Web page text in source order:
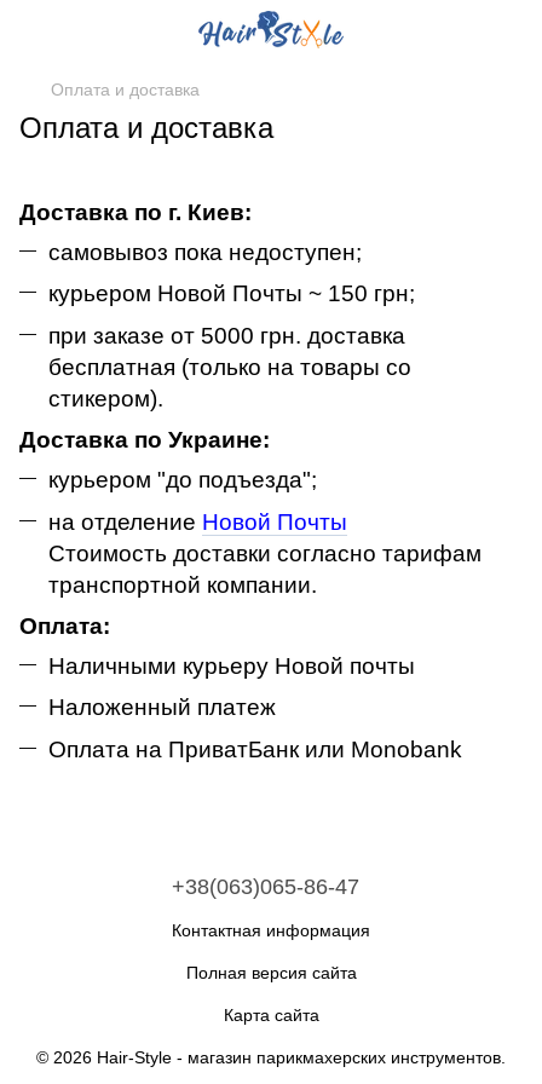
Оплата и доставка
Оплата и доставка
Доставка по г. Киев:
самовывоз пока недоступен;
курьером Новой Почты ~ 150 грн;
при заказе от 5000 грн. доставка
бесплатная (только на товары со
стикером).
Доставка по Украине:
курьером "до подъезда";
на отделение Новой Почты
Стоимость доставки согласно тарифам
транспортной компании.
Оплата:
Наличными курьеру Новой почты
Наложенный платеж
Оплата на ПриватБанк или Monobank
+38(063)065-86-47
Контактная информация
Полная версия сайта
Карта сайта
© 2026 Hair-Style - магазин парикмахерских инструментов